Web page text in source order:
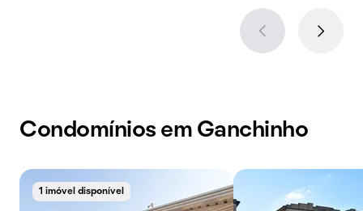
Condomínios em Ganchinho
1 imóvel disponível